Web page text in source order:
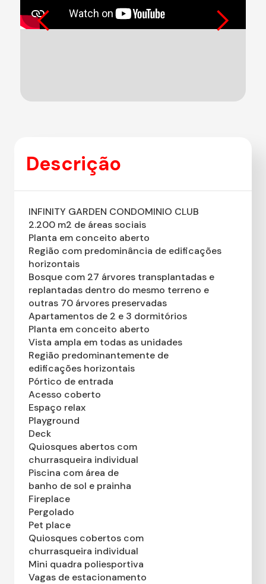
Descrição
INFINITY GARDEN CONDOMINIO CLUB
2.200 m2 de áreas sociais
Planta em conceito aberto
Região com predominância de edificações
horizontais
Bosque com 27 árvores transplantadas e
replantadas dentro do mesmo terreno e
outras 70 árvores preservadas
Apartamentos de 2 e 3 dormitórios
Planta em conceito aberto
Vista ampla em todas as unidades
Região predominantemente de
edificações horizontais
Pórtico de entrada
Acesso coberto
Espaço relax
Playground
Deck
Quiosques abertos com
churrasqueira individual
Piscina com área de
banho de sol e prainha
Fireplace
Pergolado
Pet place
Quiosques cobertos com
churrasqueira individual
Mini quadra poliesportiva
Vagas de estacionamento